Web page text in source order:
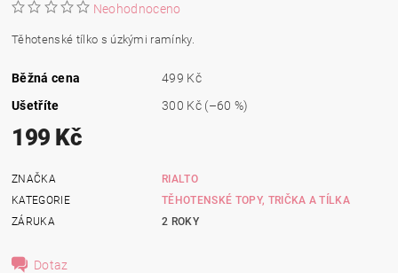
Neohodnoceno
Těhotenské tílko s úzkými ramínky.
Běžná cena
499 Kč
Ušetříte
300 Kč (–60 %)
199 Kč
ZNAČKA
RIALTO
KATEGORIE
TĚHOTENSKÉ TOPY, TRIČKA A TÍLKA
ZÁRUKA
2 ROKY
Dotaz